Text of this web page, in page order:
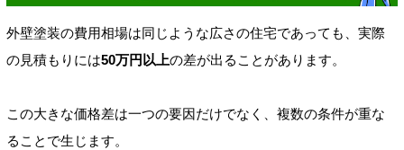
外壁塗装の費用相場は同じような広さの住宅であっても、実際
の見積もりには50万円以上の差が出ることがあります。
この大きな価格差は一つの要因だけでなく、複数の条件が重な
ることで生じます。